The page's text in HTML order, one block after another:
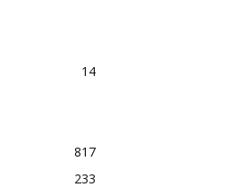
14
817
233